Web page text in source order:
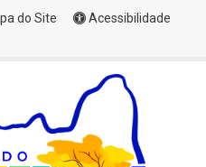
do Site
Acessibilidade